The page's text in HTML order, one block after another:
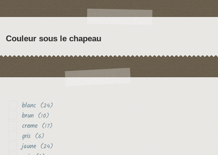
Couleur sous le chapeau
blanc (24)
brun (10)
creme (17)
gris (6)
jaune (24)